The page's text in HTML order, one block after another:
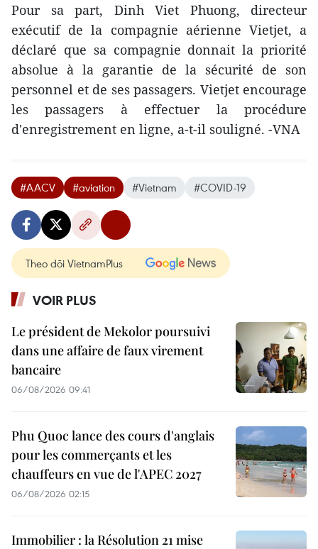
Pour sa part, Dinh Viet Phuong, directeur
exécutif de la compagnie aérienne Vietjet, a
déclaré que sa compagnie donnait la priorité
absolue à la garantie de la sécurité de son
personnel et de ses passagers. Vietjet encourage
les passagers à effectuer la procédure
d'enregistrement en ligne, a-t-il souligné. -VNA
#AACV #aviation #Vietnam #COVID-19
Theo dõi VietnamPlus
VOIR PLUS
Le président de Mekolor poursuivi
dans une affaire de faux virement
bancaire
06/08/2026 09:41
Phu Quoc lance des cours d'anglais
pour les commerçants et les
chauffeurs en vue de l'APEC 2027
06/08/2026 02:15
Immobilier : la Résolution 21 mise